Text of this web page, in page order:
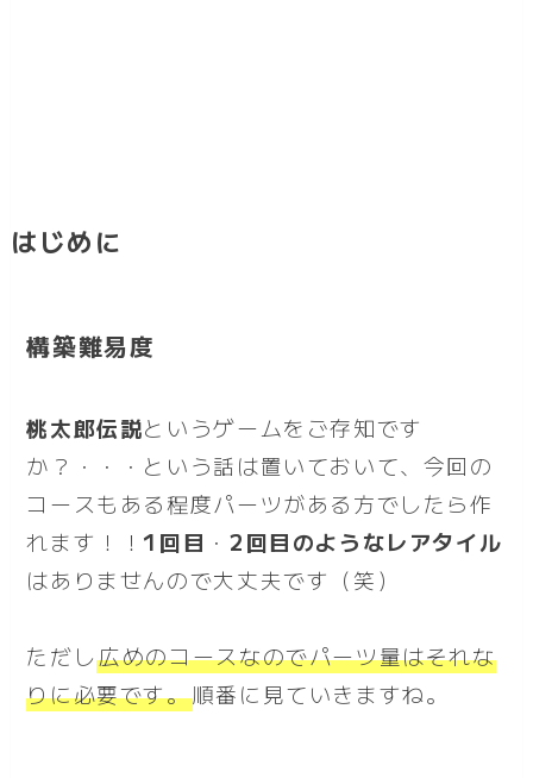
はじめに
構築難易度
桃太郎伝説というゲームをご存知です
か？・・・という話は置いておいて、今回の
コースもある程度パーツがある方でしたら作
れます！！ 1回目 ・ 2回目のようなレアタイル
はありませんので大丈夫です（笑）
ただし広めのコースなのでパーツ量はそれな
りに必要です。順番に見ていきますね。